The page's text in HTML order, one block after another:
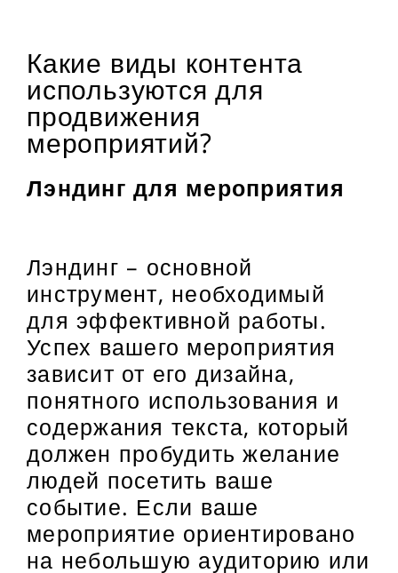
Какие виды контента
используются для
продвижения
мероприятий?
Лэндинг для мероприятия
Лэндинг – основной
инструмент, необходимый
для эффективной работы.
Успех вашего мероприятия
зависит от его дизайна,
понятного использования и
содержания текста, который
должен пробудить желание
людей посетить ваше
событие. Если ваше
мероприятие ориентировано
на небольшую аудиторию или